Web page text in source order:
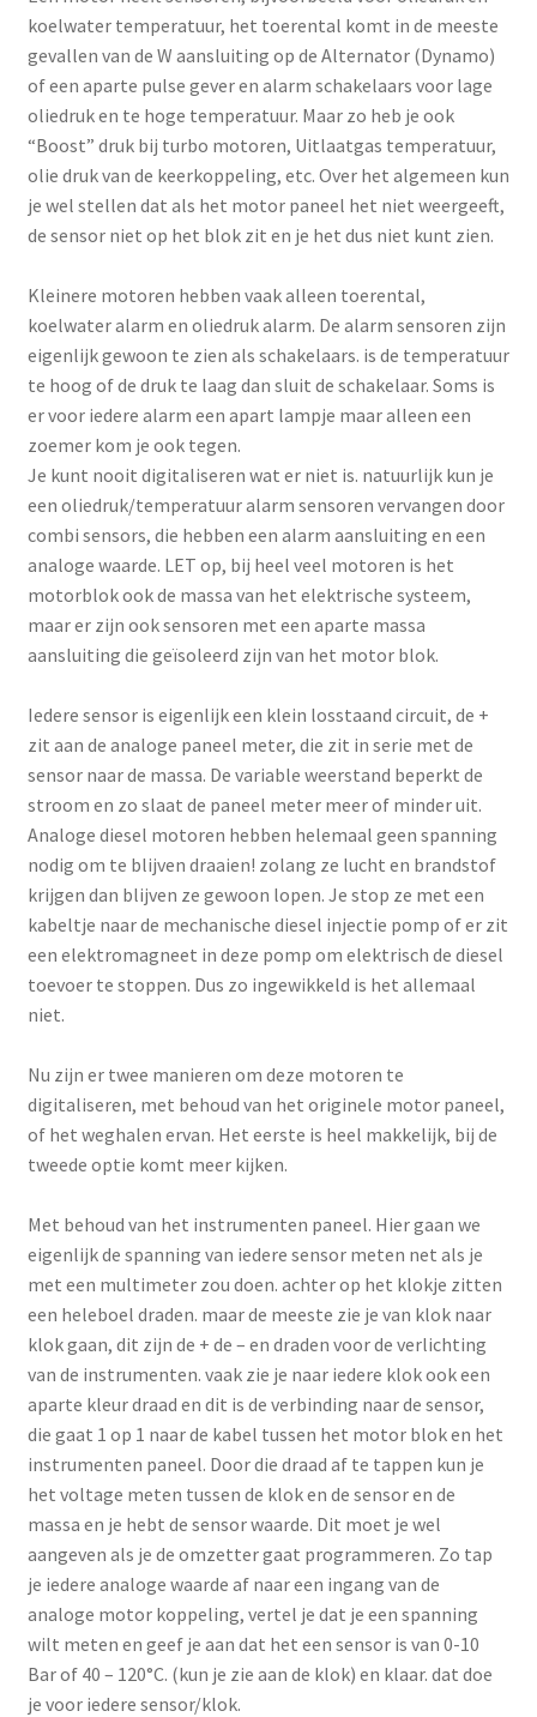
koelwater temperatuur, het toerental komt in de meeste
gevallen van de W aansluiting op de Alternator (Dynamo)
of een aparte pulse gever en alarm schakelaars voor lage
oliedruk en te hoge temperatuur. Maar zo heb je ook
“Boost” druk bij turbo motoren, Uitlaatgas temperatuur,
olie druk van de keerkoppeling, etc. Over het algemeen kun
je wel stellen dat als het motor paneel het niet weergeeft,
de sensor niet op het blok zit en je het dus niet kunt zien.
Kleinere motoren hebben vaak alleen toerental,
koelwater alarm en oliedruk alarm. De alarm sensoren zijn
eigenlijk gewoon te zien als schakelaars. is de temperatuur
te hoog of de druk te laag dan sluit de schakelaar. Soms is
er voor iedere alarm een apart lampje maar alleen een
zoemer kom je ook tegen.
Je kunt nooit digitaliseren wat er niet is. natuurlijk kun je
een oliedruk/temperatuur alarm sensoren vervangen door
combi sensors, die hebben een alarm aansluiting en een
analoge waarde. LET op, bij heel veel motoren is het
motorblok ook de massa van het elektrische systeem,
maar er zijn ook sensoren met een aparte massa
aansluiting die geïsoleerd zijn van het motor blok.
Iedere sensor is eigenlijk een klein losstaand circuit, de +
zit aan de analoge paneel meter, die zit in serie met de
sensor naar de massa. De variable weerstand beperkt de
stroom en zo slaat de paneel meter meer of minder uit.
Analoge diesel motoren hebben helemaal geen spanning
nodig om te blijven draaien! zolang ze lucht en brandstof
krijgen dan blijven ze gewoon lopen. Je stop ze met een
kabeltje naar de mechanische diesel injectie pomp of er zit
een elektromagneet in deze pomp om elektrisch de diesel
toevoer te stoppen. Dus zo ingewikkeld is het allemaal
niet.
Nu zijn er twee manieren om deze motoren te
digitaliseren, met behoud van het originele motor paneel,
of het weghalen ervan. Het eerste is heel makkelijk, bij de
tweede optie komt meer kijken.
Met behoud van het instrumenten paneel. Hier gaan we
eigenlijk de spanning van iedere sensor meten net als je
met een multimeter zou doen. achter op het klokje zitten
een heleboel draden. maar de meeste zie je van klok naar
klok gaan, dit zijn de + de – en draden voor de verlichting
van de instrumenten. vaak zie je naar iedere klok ook een
aparte kleur draad en dit is de verbinding naar de sensor,
die gaat 1 op 1 naar de kabel tussen het motor blok en het
instrumenten paneel. Door die draad af te tappen kun je
het voltage meten tussen de klok en de sensor en de
massa en je hebt de sensor waarde. Dit moet je wel
aangeven als je de omzetter gaat programmeren. Zo tap
je iedere analoge waarde af naar een ingang van de
analoge motor koppeling, vertel je dat je een spanning
wilt meten en geef je aan dat het een sensor is van 0-10
Bar of 40 – 120°C. (kun je zie aan de klok) en klaar. dat doe
je voor iedere sensor/klok.